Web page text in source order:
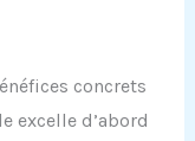
concrets
excelle d’abord